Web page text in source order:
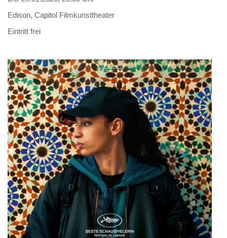
Edison, Capitol Filmkunsttheater
Eintritt frei